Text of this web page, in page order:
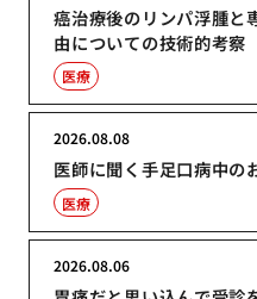
癌治療後のリンパ浮腫と
由についての技術的考察
医療
医師に聞く手足口病中の
2026.08.08
医療
2026.08.06